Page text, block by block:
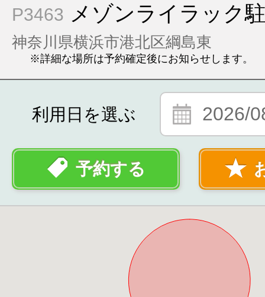
P3463 メゾンライラック
神奈川県横浜市港北区綱島東
※詳細な場所は予約確定後にお知らせします。
利用日を選ぶ 2026/
予約する